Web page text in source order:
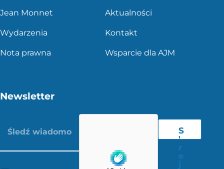
Jean Monnet Aktualności
Wydarzenia Kontakt
Nota prawna Wsparcie dla AJM
Newsletter
S
'